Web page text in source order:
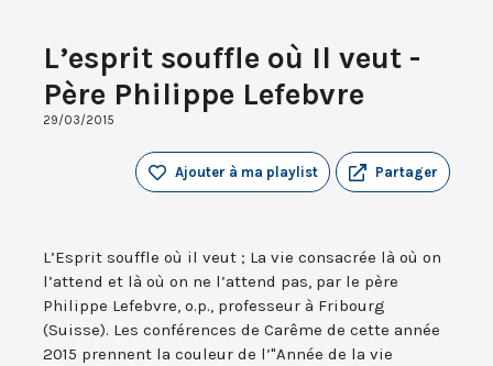
L’esprit souffle où Il veut -
Père Philippe Lefebvre
29/03/2015
Partager
Ajouter à ma playlist
L’Esprit souffle où il veut ; La vie consacrée là où on
l’attend et là où on ne l’attend pas, par le père
Philippe Lefebvre, o.p., professeur à Fribourg
(Suisse). Les conférences de Carême de cette année
2015 prennent la couleur de l’"Année de la vie